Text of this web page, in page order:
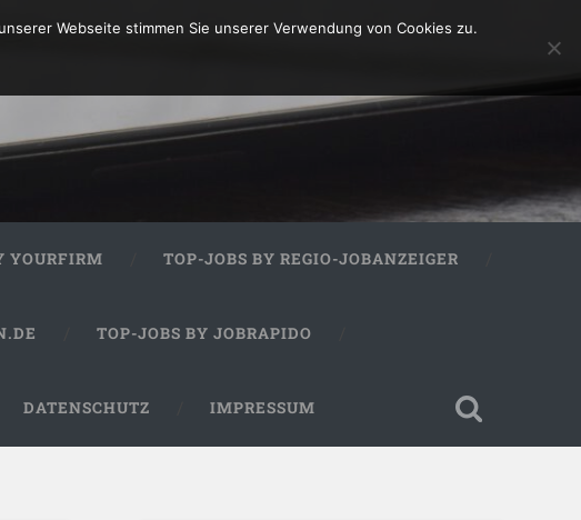
YOURFIRM TOP-JOBS BY REGIO-JOBANZEIGER
TOP-JOBS BY JOBRAPIDO
DATENSCHUTZ IMPRESSUM
Webseite stimmen Sie unserer Verwendung von Cookies zu.